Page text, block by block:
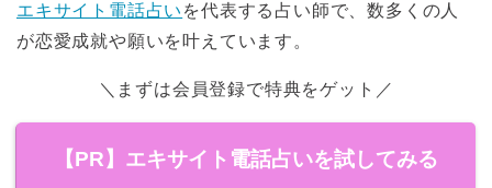
エキサイト電話占い を代表する占い師で、数多くの人
が恋愛成就や願いを叶えています。
＼まずは会員登録で特典をゲット／
【PR】エキサイト電話占いを試してみる